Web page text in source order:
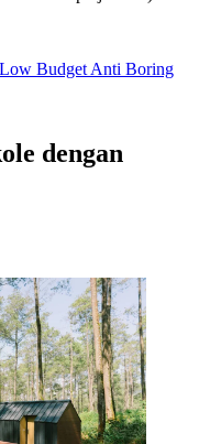
Budget Anti Boring
dengan